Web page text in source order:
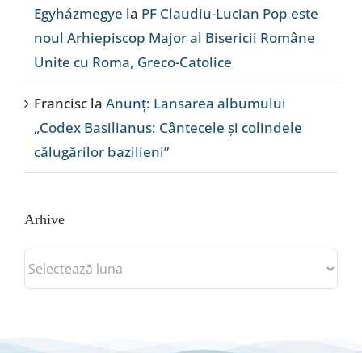
Egyházmegye la PF Claudiu-Lucian Pop este
noul Arhiepiscop Major al Bisericii Române
Unite cu Roma, Greco-Catolice
Francisc la Anunț: Lansarea albumului
„Codex Basilianus: Cântecele și colindele
călugărilor bazilieni”
Arhive
Arhive